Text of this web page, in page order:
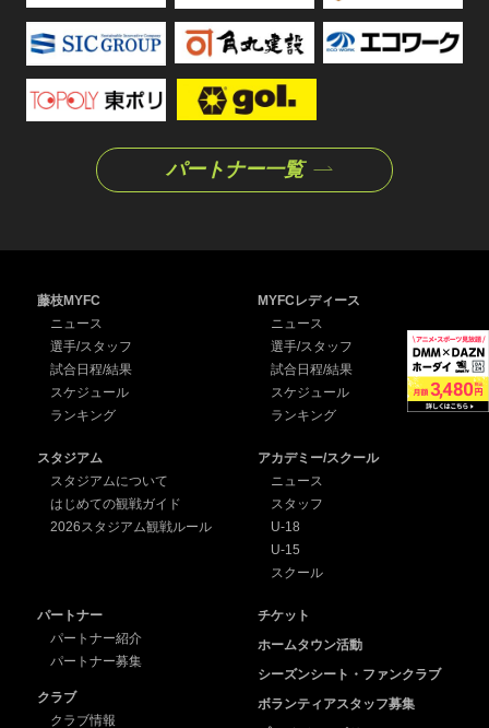
パートナー一覧
藤枝MYFC
ニュース
選手/スタッフ
試合日程/結果
スケジュール
ランキング
MYFCレディース
ニュース
選手/スタッフ
試合日程/結果
スケジュール
ランキング
スタジアム
スタジアムについて
はじめての観戦ガイド
2026スタジアム観戦ルール
アカデミー/スクール
ニュース
スタッフ
U-18
U-15
スクール
パートナー
パートナー紹介
パートナー募集
クラブ
クラブ情報
チケット
ホームタウン活動
シーズンシート・ファンクラブ
ボランティアスタッフ募集